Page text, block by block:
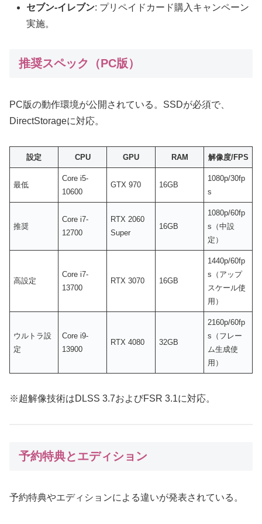
セブン-イレブン: プリペイドカード購入キャンペーン
実施。
推奨スペック（PC版）
PC版の動作環境が公開されている。SSDが必須で、
DirectStorageに対応。
設定 CPU GPU RAM 解像度/FPS
最低
Core i5-
10600
GTX 970 16GB
1080p/30fp
s
推奨
Core i7-
12700
RTX 2060
Super
16GB
1080p/60fp
s（中設
定）
高設定
Core i7-
13700
RTX 3070 16GB
1440p/60fp
s（アップ
スケール使
用）
ウルトラ設
定
Core i9-
13900
RTX 4080 32GB
2160p/60fp
s（フレー
ム生成使
用）
※超解像技術はDLSS 3.7およびFSR 3.1に対応。
予約特典とエディション
予約特典やエディションによる違いが発表されている。